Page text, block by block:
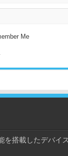
Me
を搭載したデバイ